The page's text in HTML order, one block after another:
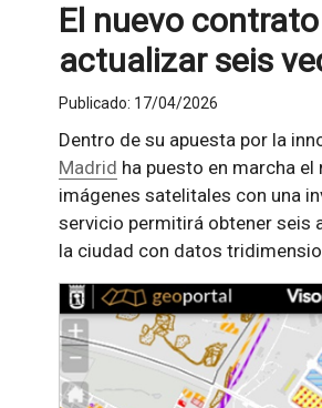
El nuevo
actualizar seis
Publicado: 17/04/2026
Dentro de su apuesta por la
Madrid ha puesto en marcha
imágenes satelitales con una
servicio permitirá obtener seis
la ciudad con datos